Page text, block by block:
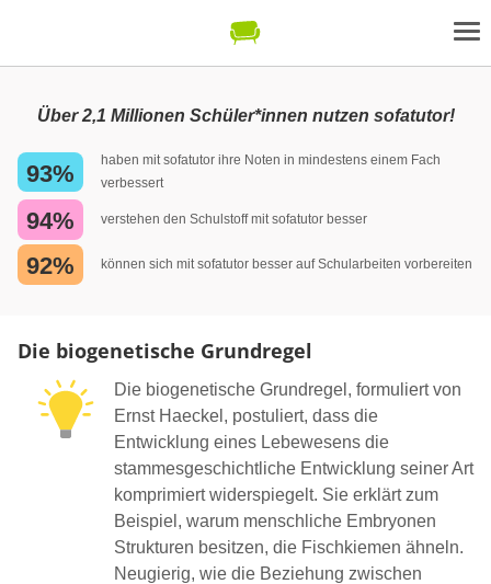
Über 2,1 Millionen Schüler*innen nutzen sofatutor!
93%
haben mit sofatutor ihre Noten in mindestens einem Fach
verbessert
94% verstehen den Schulstoff mit sofatutor besser
92% können sich mit sofatutor besser auf Schularbeiten vorbereiten
Die biogenetische Grundregel
Die biogenetische Grundregel, formuliert von
Ernst Haeckel, postuliert, dass die
Entwicklung eines Lebewesens die
stammesgeschichtliche Entwicklung seiner Art
komprimiert widerspiegelt. Sie erklärt zum
Beispiel, warum menschliche Embryonen
Strukturen besitzen, die Fischkiemen ähneln.
Neugierig, wie die Beziehung zwischen